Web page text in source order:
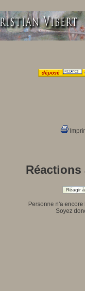
Réactions
Réagir
Personne n'a
Soyez